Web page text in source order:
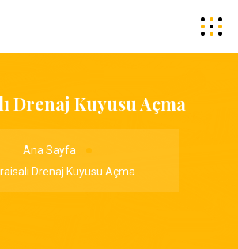
Drenaj Kuyusu Açma
Ana Sayfa
Drenaj Kuyusu Açma